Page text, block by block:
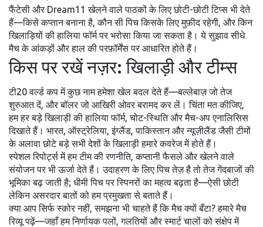
फैंटेसी और Dream11 खेलने वाले पाठकों के लिए छोटी-छोटी टिप्स भी देते
हैं—किसे कप्तान बनाना है, कौन सी पिच किसके लिए मुफ़ीद रहेगी, और किन
खिलाड़ियों की हालिया फॉर्म पर भरोसा किया जा सकता है। ये सुझाव सीधे
मैच के आंकड़ों और हाल की परफ़ॉर्मेंस पर आधारित होते हैं।
किस पर रखें नज़र: खिलाड़ी और टीम्स
टी20 वर्ल्ड कप में कुछ नाम हमेशा खेल बदल देते हैं—बल्लेबाज़ जो तेज
शुरुआत दें, और बॉलर जो आखिरी ओवर बरामद कर लें। चिंता मत कीजिए,
हम हर बड़े खिलाड़ी की हालिया फॉर्म, चोट-स्थिति और मैच-अप एनालिसिस
दिखाते हैं। भारत, ऑस्ट्रेलिया, इंग्लैंड, पाकिस्तान और न्यूज़ीलैंड जैसी टीमों
के अलावा छोटे बड़े सभी देशों के खिलाड़ी हमारे कवरेज में होते हैं।
स्पेशल रिपोर्ट्स में हम टीम की रणनीति, कप्तानी फैसले और खेलने वाले
संयोजन पर भी ऊर्जा देते हैं। उदाहरण के लिए पिच तेज़ है तो तेज गेंदबाजों की
भूमिका बढ़ जाती है; धीमी पिच पर स्पिनरों का महत्व बढ़ता है—ऐसी छोटी
लेकिन असरदार बातों को हम प्रमुखता से बताते हैं।
क्या आप सिर्फ स्कोर नहीं, समझना भी चाहते हैं कि मैच क्यों बँटा? हमारे मैच
रिव्यू पढ़ें—जहाँ हम निर्णायक पलों, गलतियों और स्मार्ट चालों को संक्षेप में